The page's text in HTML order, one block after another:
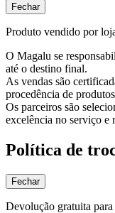
Fechar
Produto vendido por
O Magalu se
até o destino final.
As vendas são
procedência de
Os parceiros são
excelência no serviço e
Política de
Fechar
Devolução gratuita